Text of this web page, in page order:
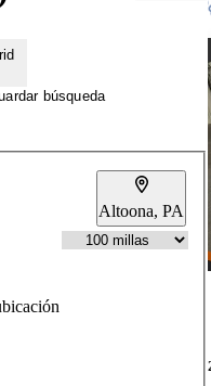
búsqueda
Altoona, PA